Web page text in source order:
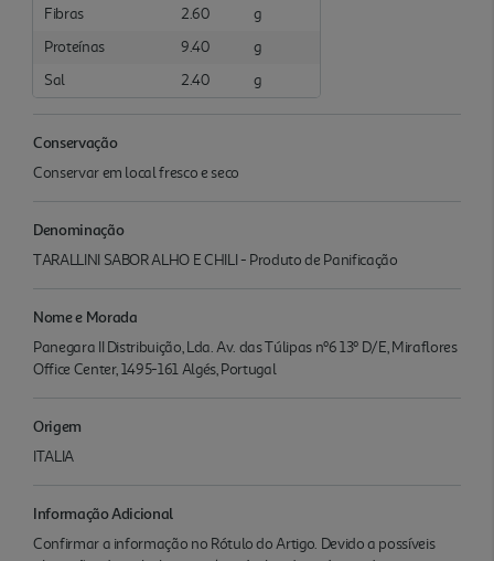
Fibras 2.60
g
Proteínas
9.40
g
Sal
2.40 g
Conservação
Conservar em local fresco e seco
Denominação
TARALLINI SABOR ALHO E CHILI - Produto de Panificação
Nome e Morada
Panegara II Distribuição, Lda. Av. das Túlipas nº6 13º D/E, Miraflores
Office Center, 1495-161 Algés, Portugal
Origem
ITALIA
Informação Adicional
Confirmar a informação no Rótulo do Artigo. Devido a possíveis